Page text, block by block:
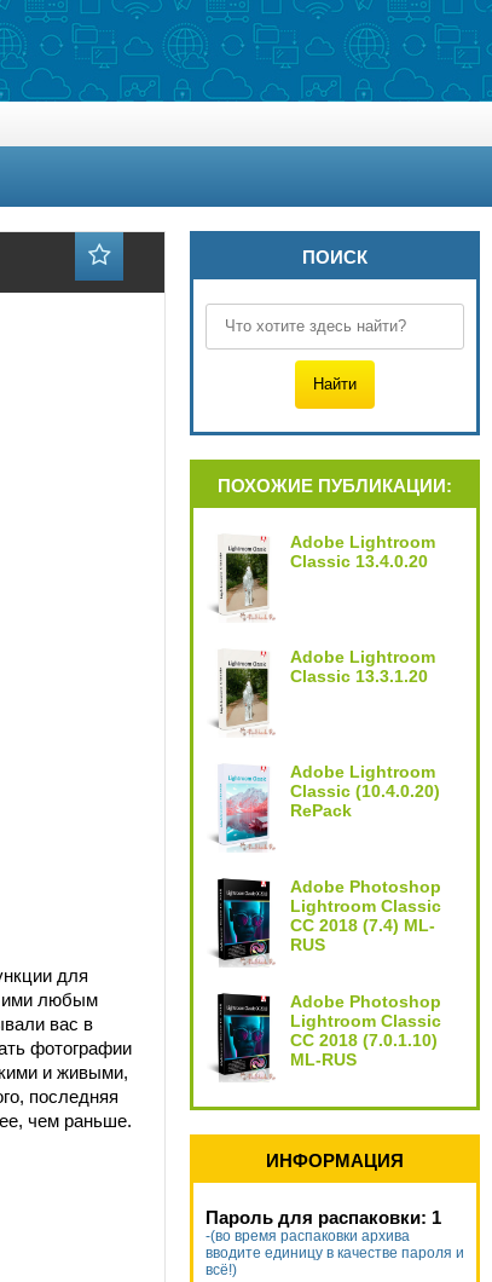
для
ими любым
вас в
фотографии
и живыми,
последняя
чем раньше.
ПОИСК
ПОХОЖИЕ ПУБЛИКАЦИИ:
Adobe Lightroom
Classic 13.4.0.20
Adobe Lightroom
Classic 13.3.1.20
Adobe Lightroom
Classic (10.4.0.20)
RePack
Adobe Photoshop
Lightroom Classic
CC 2018 (7.4) ML-
RUS
Adobe Photoshop
Lightroom Classic
CC 2018 (7.0.1.10)
ML-RUS
ИНФОРМАЦИЯ
Пароль для распаковки: 1
-(во время распаковки архива
вводите единицу в качестве пароля и
всё!)